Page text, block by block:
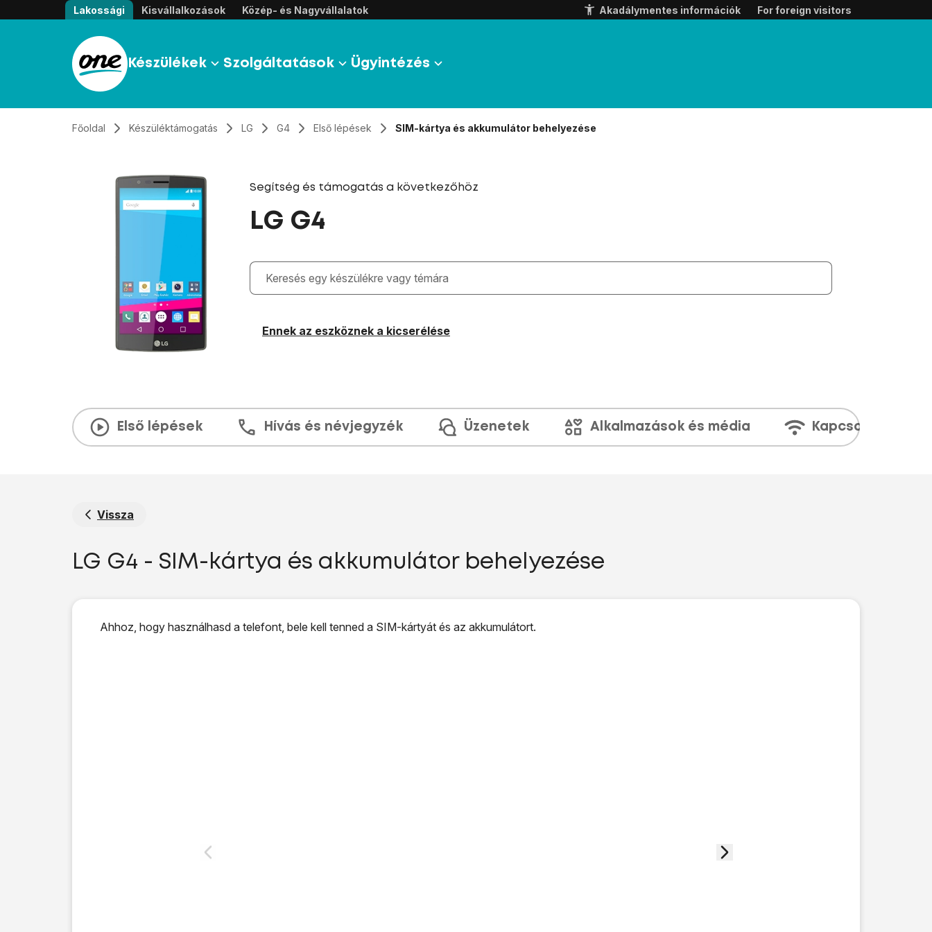
Átugrás, tovább a tartalomhoz
Lakossági Kisvállalkozások Közép- és Nagyvállalatok Akadálymentes információk For foreign visitors
Készülékek Szolgáltatások Ügyintézés
Főoldal Készüléktámogatás LG G4 Első lépések SIM-kártya és akkumulátor behelyezése
Segítség és támogatás a következőhöz
LG G4
Gépelés közben megjelennek a keresési javaslatok a mező alatt
Ennek az eszköznek a kicserélése
Első lépések Hívás és névjegyzék Üzenetek Alkalmazások és média Kapcsolatok
Vissza
LG G4 - SIM-kártya és akkumulátor behelyezése
Ahhoz, hogy használhasd a telefont, bele kell tenned a SIM-kártyát és az akkumulátort.